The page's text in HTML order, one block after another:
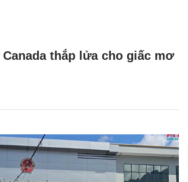
thắp lửa cho giấc mơ